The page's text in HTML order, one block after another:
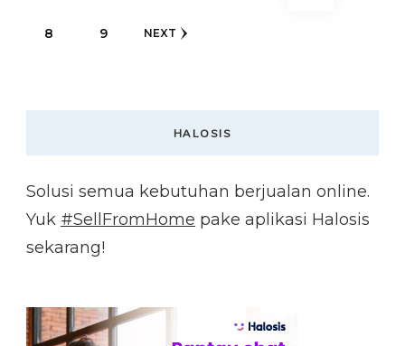
PAGE
8 PAGE
9 NEXT
HALOSIS
Solusi semua kebutuhan berjualan online.
Yuk #SellFromHome pake aplikasi Halosis
sekarang!